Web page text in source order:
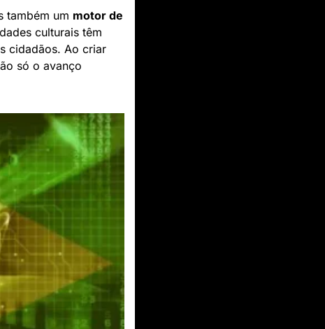
também um motor de
culturais têm
cidadãos. Ao criar
só o avanço